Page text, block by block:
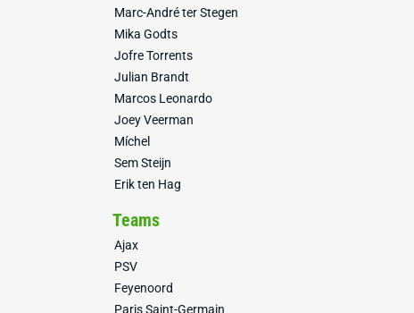
Marc-André ter Stegen
Mika Godts
Jofre Torrents
Julian Brandt
Marcos Leonardo
Joey Veerman
Míchel
Sem Steijn
Erik ten Hag
Teams
Ajax
PSV
Feyenoord
Paris Saint-Germain